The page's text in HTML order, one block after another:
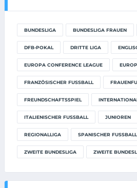
BUNDESLIGA BUNDESLIGA FRAUEN
DFB-POKAL DRITTE LIGA
EUROPA CONFERENCE LEAGUE
FRANZÖSISCHER FUSSBALL
FREUNDSCHAFTSSPIEL
ITALIENISCHER FUSSBALL JUNIOREN
REGIONALLIGA SPANISCHER FUSSBALL
ZWEITE BUNDESLIGA ZWEITE